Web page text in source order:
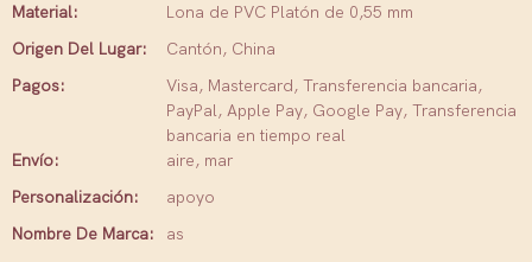
Material:
Lona de PVC Platón de 0,55 mm
Origen Del Lugar:
Cantón, China
Pagos:
Visa, Mastercard, Transferencia bancaria,
PayPal, Apple Pay, Google Pay, Transferencia
bancaria en tiempo real
Envío:
aire, mar
Personalización:
apoyo
Nombre De Marca:
as